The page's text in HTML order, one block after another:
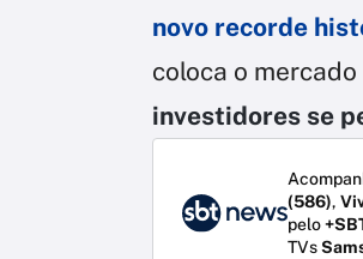
novo recorde
coloca o
investidores se
(586),
pelo
TVs